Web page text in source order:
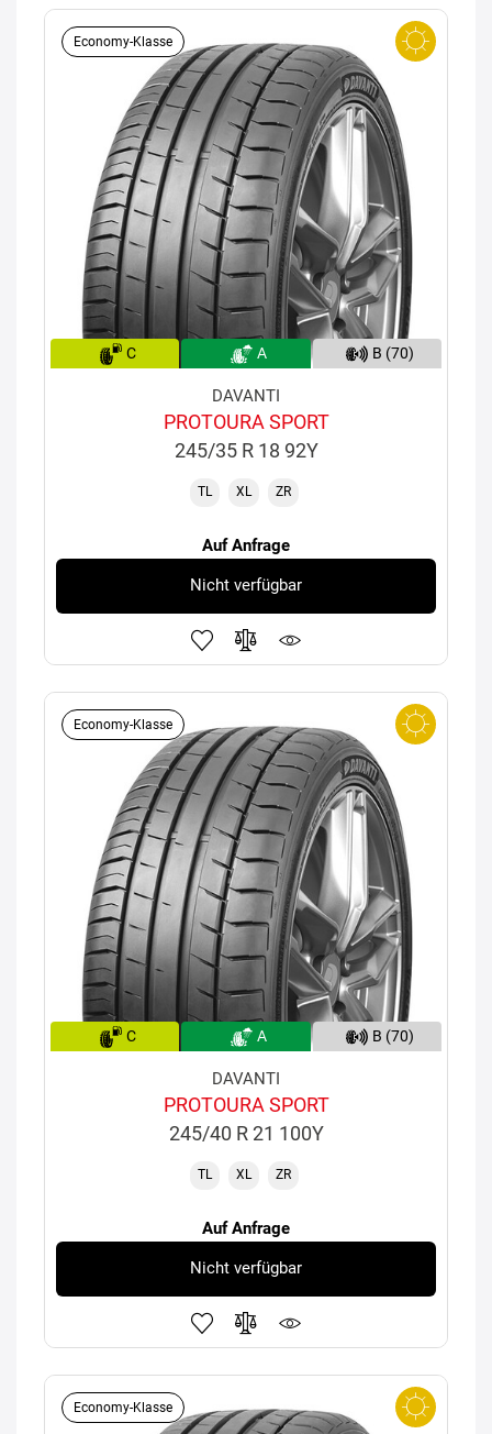
Economy-Klasse
C A B (70)
DAVANTI
PROTOURA SPORT
245/35 R 18 92Y
TL XL ZR
Auf Anfrage
Nicht verfügbar
Economy-Klasse
C A B (70)
DAVANTI
PROTOURA SPORT
245/40 R 21 100Y
TL XL ZR
Auf Anfrage
Nicht verfügbar
Economy-Klasse